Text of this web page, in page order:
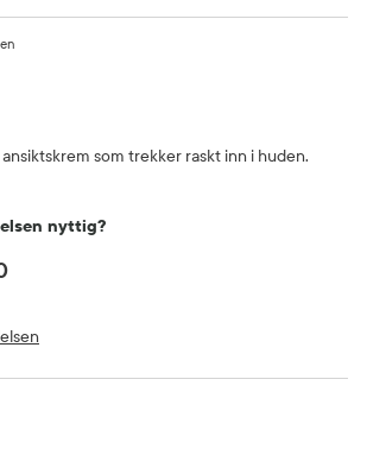
som trekker raskt inn i huden.
nyttig?